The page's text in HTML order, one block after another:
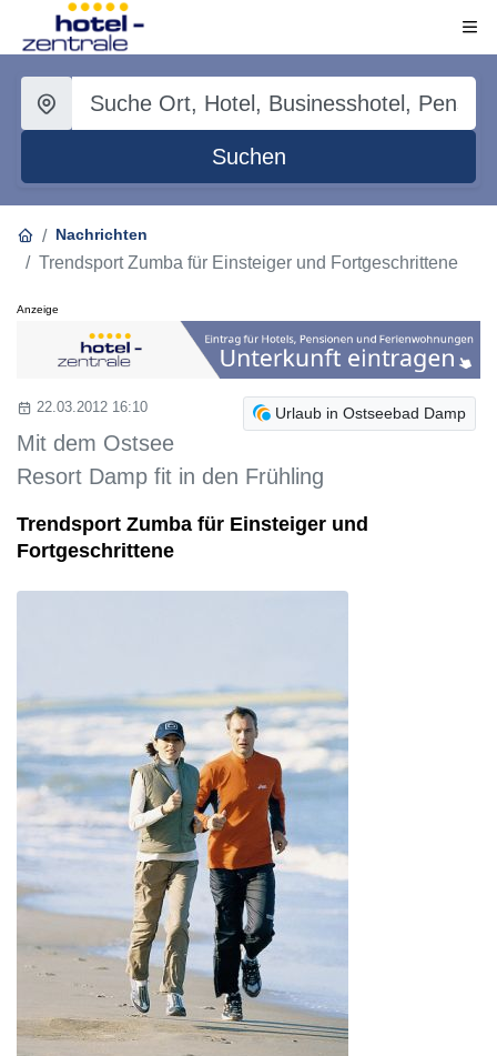
Suchen
Nachrichten
Trendsport Zumba für Einsteiger und Fortgeschrittene
Anzeige
Urlaub in Ostseebad Damp
22.03.2012 16:10
Mit dem Ostsee
Resort Damp fit in den Frühling
Trendsport Zumba für Einsteiger und
Fortgeschrittene